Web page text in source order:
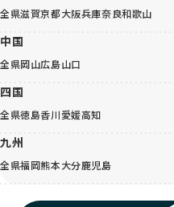
全県滋賀京都大阪兵庫奈良和歌山
中国
全県岡山広島山口
四国
全県徳島香川愛媛高知
九州
全県福岡熊本大分鹿児島